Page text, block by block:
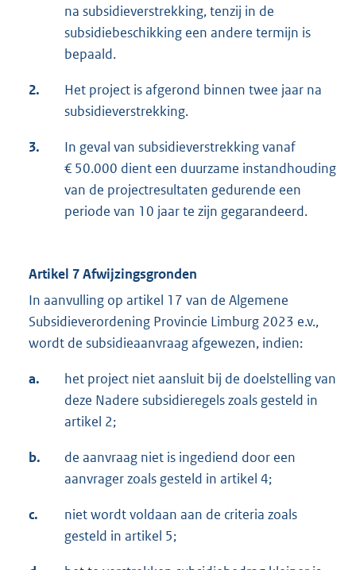
na subsidieverstrekking, tenzij in de
subsidiebeschikking een andere termijn is
bepaald.
2.
Het project is afgerond binnen twee jaar na
subsidieverstrekking.
3.
In geval van subsidieverstrekking vanaf
€ 50.000 dient een duurzame instandhouding
van de projectresultaten gedurende een
periode van 10 jaar te zijn gegarandeerd.
Artikel 7 Afwijzingsgronden
In aanvulling op artikel 17 van de Algemene
Subsidieverordening Provincie Limburg 2023 e.v.,
wordt de subsidieaanvraag afgewezen, indien:
a.
het project niet aansluit bij de doelstelling van
deze Nadere subsidieregels zoals gesteld in
artikel 2;
b.
de aanvraag niet is ingediend door een
aanvrager zoals gesteld in artikel 4;
c.
niet wordt voldaan aan de criteria zoals
gesteld in artikel 5;